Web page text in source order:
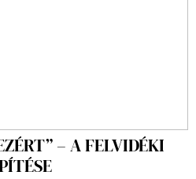
– A FELVIDÉKI